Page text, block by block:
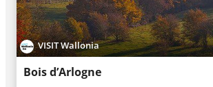
VISIT Wallonia
Bois d’Arlogne